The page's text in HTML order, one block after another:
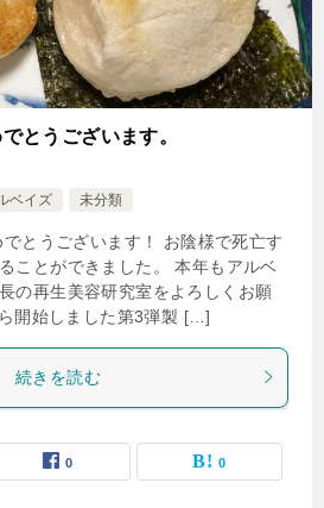
とうございます。
ベイズ
未分類
とうございます！ お陰様で死亡す
ことができました。 本年もアルベ
の再生美容研究室をよろしくお願
開始しました第3弾製 […]
続きを読む
0 0